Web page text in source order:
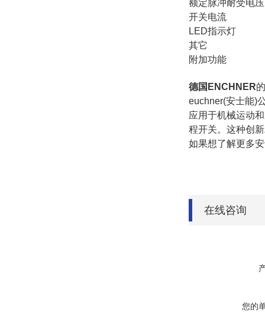
额定脉冲耐
开关电
LED指
其它
附加功
德国ENCHNER
euchner(安士能)
应用于机械运动
程开关。这种创
如果想了解更多
在线咨询
您的